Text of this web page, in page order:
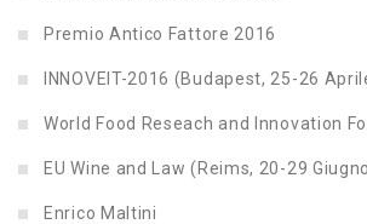
Premio Antico Fattore 2016
INNOVEIT-2016 (Budapest, 25-26
World Food Reseach and Innovation
EU Wine and Law (Reims, 20-29
Enrico Maltini